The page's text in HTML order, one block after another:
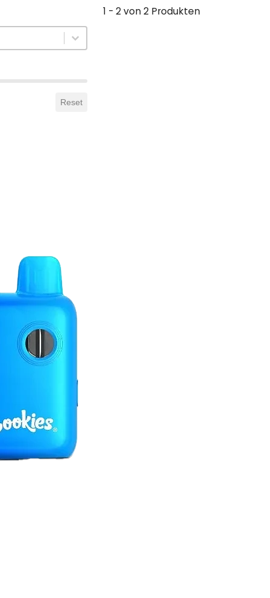
Reset
1 - 2 von 2 Produkten